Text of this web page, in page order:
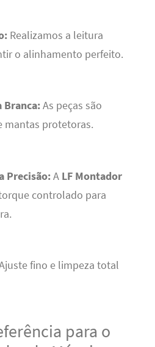
Realizamos a leitura
o alinhamento perfeito.
Branca:As peças são
mantas protetoras.
Precisão:A LF Montador
controlado para
fino e limpeza total
para o